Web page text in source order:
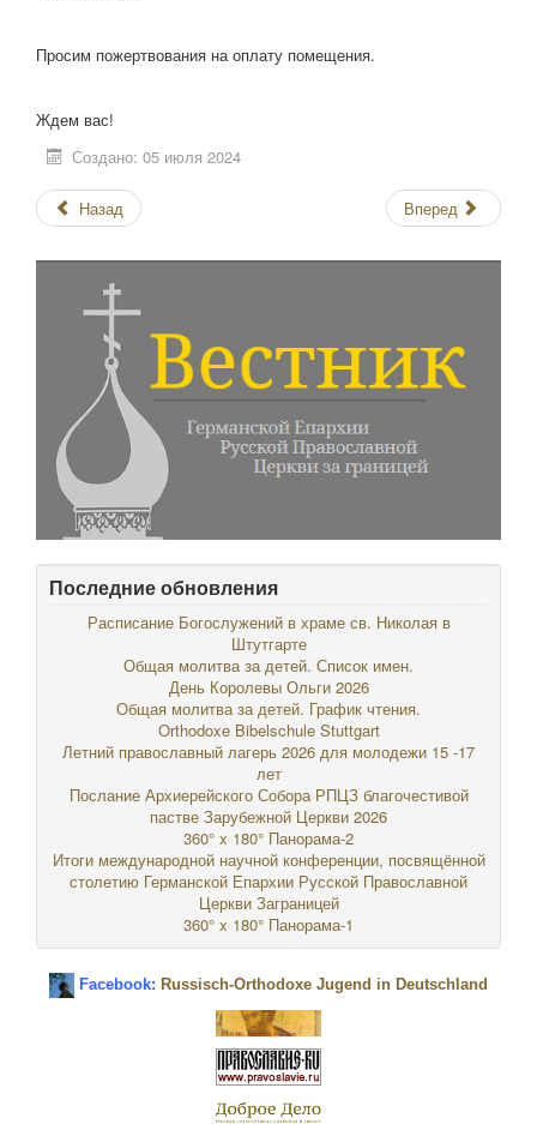
Просим пожертвования на оплату помещения.
Ждем вас!
Создано: 05 июля 2024
Назад Вперед
Последние обновления
Расписание Богослужений в храме св. Николая в
Штутгарте
Общая молитва за детей. Список имен.
День Королевы Ольги 2026
Общая молитва за детей. График чтения.
Orthodoxe Bibelschule Stuttgart
Летний православный лагерь 2026 для молодежи 15 -17
лет
Послание Архиерейского Собора РПЦЗ благочестивой
пастве Зарубежной Церкви 2026
360° x 180° Панорама-2
Итоги международной научной конференции, посвящённой
столетию Германской Епархии Русской Православной
Церкви Заграницей
360° x 180° Панорама-1
Facebook: Russisch-Orthodoxe Jugend in Deutschland